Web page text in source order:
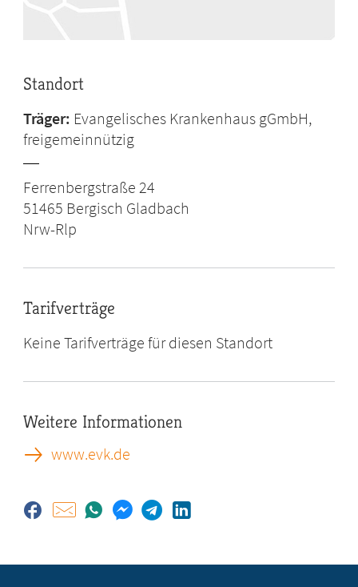
Standort
Träger: Evangelisches Krankenhaus gGmbH,
freigemeinnützig
Ferrenbergstraße 24
51465 Bergisch Gladbach
Nrw-Rlp
Tarifverträge
Keine Tarifverträge für diesen Standort
Weitere Informationen
www.evk.de